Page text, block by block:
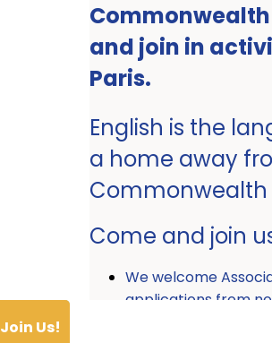
and join in
Paris.
English is the
a home away
Come and join
We welcome
applications from
Join Us!